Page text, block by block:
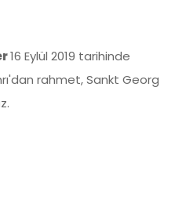
16 Eylül 2019 tarihinde
rahmet, Sankt Georg